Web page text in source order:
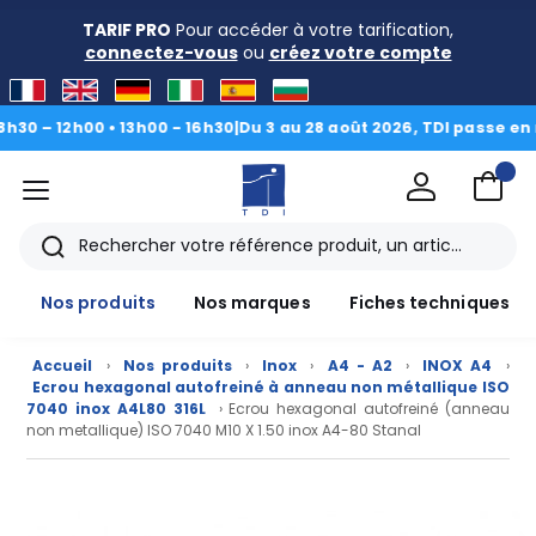
TARIF PRO Pour accéder à votre tarification,
connectez-vousou créez votre compte
• 13h00 - 16h30| Du 3 au 28 août 2026, TDI passe en mode
menu
Rechercher
Nos produits
Nos marques Fiches techniques
Accueil › Nos produits › Inox › A4 - A2 › INOX A4
›
Ecrou hexagonal autofreiné à anneau non métallique ISO
7040 inox A4L80 316L
› Ecrou hexagonal autofreiné (anneau
non metallique) ISO 7040 M10 X 1.50 inox A4-80 Stanal